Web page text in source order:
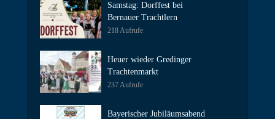
Samstag: Dorffest bei
Bernauer Trachtlern
218 Aufrufe
Heuer wieder Gredinger
Trachtenmarkt
237 Aufrufe
Bayerischer Jubiläumsabend